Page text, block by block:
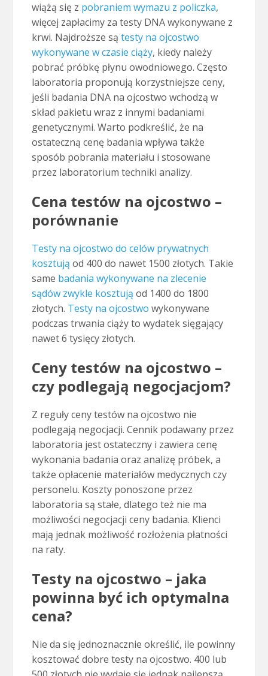
wiążą się z pobraniem wymazu z policzka,
więcej zapłacimy za testy DNA wykonywane z
krwi. Najdroższe są testy na ojcostwo
wykonywane w czasie ciąży, kiedy należy
pobrać próbkę płynu owodniowego. Często
laboratoria proponują korzystniejsze ceny,
jeśli badania DNA na ojcostwo wchodzą w
skład pakietu wraz z innymi badaniami
genetycznymi. Warto podkreślić, że na
ostateczną cenę badania wpływa także
sposób pobrania materiału i stosowane
przez laboratorium techniki analizy.
Cena testów na ojcostwo –
porównanie
Testy na ojcostwo do celów prywatnych
kosztują od 400 do nawet 1500 złotych. Takie
same badania wykonywane na zlecenie
sądów zwykle kosztują od 1400 do 1800
złotych. Testy na ojcostwo wykonywane
podczas trwania ciąży to wydatek sięgający
nawet 6 tysięcy złotych.
Ceny testów na ojcostwo –
czy podlegają negocjacjom?
Z reguły ceny testów na ojcostwo nie
podlegają negocjacji. Cennik podawany przez
laboratoria jest ostateczny i zawiera cenę
wykonania badania oraz analizę próbek, a
także opłacenie materiałów medycznych czy
personelu. Koszty ponoszone przez
laboratoria są stałe, dlatego też nie ma
możliwości negocjacji ceny badania. Klienci
mają jednak możliwość rozłożenia płatności
na raty.
Testy na ojcostwo – jaka
powinna być ich optymalna
cena?
Nie da się jednoznacznie określić, ile powinny
kosztować dobre testy na ojcostwo. 400 lub